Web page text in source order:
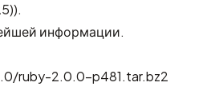
).
информации.
ruby-2.0.0-p481.tar.bz2